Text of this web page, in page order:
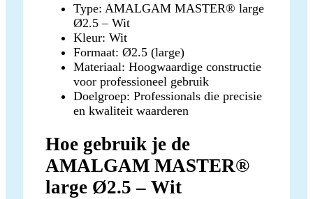
Type: AMALGAM MASTER® large
Ø2.5 – Wit
Kleur: Wit
Formaat: Ø2.5 (large)
Materiaal: Hoogwaardige constructie
voor professioneel gebruik
Doelgroep: Professionals die precisie
en kwaliteit waarderen
Hoe gebruik je de
AMALGAM MASTER®
large Ø2.5 – Wit